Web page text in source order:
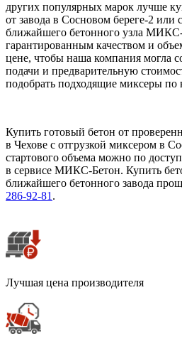
других популярных марок лучше
от завода в Сосновом береге-2 или
ближайшего бетонного узла
гарантированным качеством и
цене, чтобы наша компания могла
подачи и предварительную
подобрать подходящие миксеры по
Купить готовый бетон от
в Чехове с отгрузкой миксером в
стартового объема можно по
в сервисе МИКС-Бетон. Купить
ближайшего бетонного завода
286-92-81 .
Лучшая цена производителя